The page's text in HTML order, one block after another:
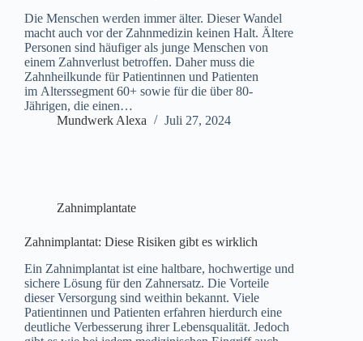
Die Menschen werden immer älter. Dieser Wandel
macht auch vor der Zahnmedizin keinen Halt. Ältere
Personen sind häufiger als junge Menschen von
einem Zahnverlust betroffen. Daher muss die
Zahnheilkunde für Patientinnen und Patienten
im Alterssegment 60+ sowie für die über 80-
Jährigen, die einen…
Mundwerk Alexa
Juli 27, 2024
Zahnimplantate
Zahnimplantat: Diese Risiken gibt es wirklich
Ein Zahnimplantat ist eine haltbare, hochwertige und
sichere Lösung für den Zahnersatz. Die Vorteile
dieser Versorgung sind weithin bekannt. Viele
Patientinnen und Patienten erfahren hierdurch eine
deutliche Verbesserung ihrer Lebensqualität. Jedoch